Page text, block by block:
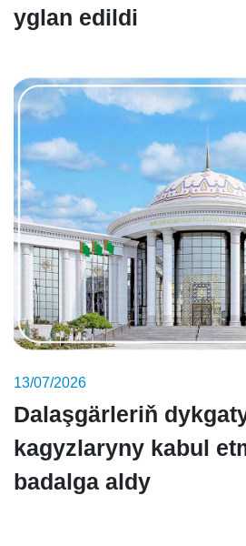
yglan edildi
13/07/2026
Dalaşgärleriň
kagyzlaryny kabul
badalga aldy